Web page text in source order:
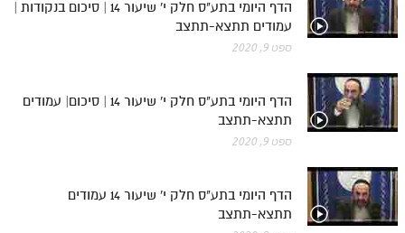
הדף היומי בתע"ס חלק י' שיעור 14 | סיכום בנקודות |
עמודים תתצא-תתצב
ספט 9, 2020
הדף היומי בתע"ס חלק י' שיעור 14 | סיכום| עמודים
תתצא-תתצב
ספט 9, 2020
הדף היומי בתע"ס חלק י' שיעור 14 עמודים
תתצא-תתצב